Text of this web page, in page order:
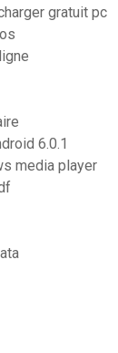
gratuit pc
6.0.1
media player